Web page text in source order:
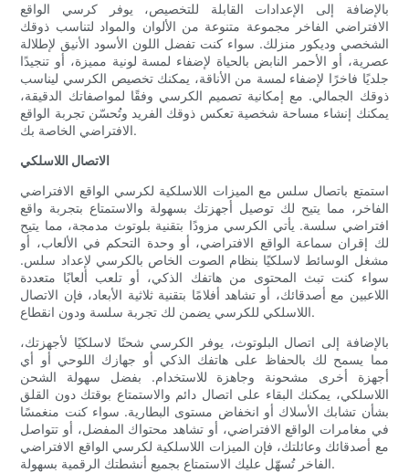
بالإضافة إلى الإعدادات القابلة للتخصيص، يوفر كرسي الواقع
الافتراضي الفاخر مجموعة متنوعة من الألوان والمواد لتناسب ذوقك
الشخصي وديكور منزلك. سواء كنت تفضل اللون الأسود الأنيق لإطلالة
عصرية، أو الأحمر النابض بالحياة لإضفاء لمسة لونية مميزة، أو تنجيدًا
جلديًا فاخرًا لإضفاء لمسة من الأناقة، يمكنك تخصيص الكرسي ليناسب
ذوقك الجمالي. مع إمكانية تصميم الكرسي وفقًا لمواصفاتك الدقيقة،
يمكنك إنشاء مساحة شخصية تعكس ذوقك الفريد وتُحسّن تجربة الواقع
الافتراضي الخاصة بك.
الاتصال اللاسلكي
استمتع باتصال سلس مع الميزات اللاسلكية لكرسي الواقع الافتراضي
الفاخر، مما يتيح لك توصيل أجهزتك بسهولة والاستمتاع بتجربة واقع
افتراضي سلسة. يأتي الكرسي مزودًا بتقنية بلوتوث مدمجة، مما يتيح
لك إقران سماعة الواقع الافتراضي، أو وحدة التحكم في الألعاب، أو
مشغل الوسائط لاسلكيًا بنظام الصوت الخاص بالكرسي لإعداد سلس.
سواء كنت تبث المحتوى من هاتفك الذكي، أو تلعب ألعابًا متعددة
اللاعبين مع أصدقائك، أو تشاهد أفلامًا بتقنية ثلاثية الأبعاد، فإن الاتصال
اللاسلكي للكرسي يضمن لك تجربة سلسة ودون انقطاع.
بالإضافة إلى اتصال البلوتوث، يوفر الكرسي شحنًا لاسلكيًا لأجهزتك،
مما يسمح لك بالحفاظ على هاتفك الذكي أو جهازك اللوحي أو أي
أجهزة أخرى مشحونة وجاهزة للاستخدام. بفضل سهولة الشحن
اللاسلكي، يمكنك البقاء على اتصال دائم والاستمتاع بوقتك دون القلق
بشأن تشابك الأسلاك أو انخفاض مستوى البطارية. سواء كنت منغمسًا
في مغامرات الواقع الافتراضي، أو تشاهد محتواك المفضل، أو تتواصل
مع أصدقائك وعائلتك، فإن الميزات اللاسلكية لكرسي الواقع الافتراضي
الفاخر تُسهّل عليك الاستمتاع بجميع أنشطتك الرقمية بسهولة.